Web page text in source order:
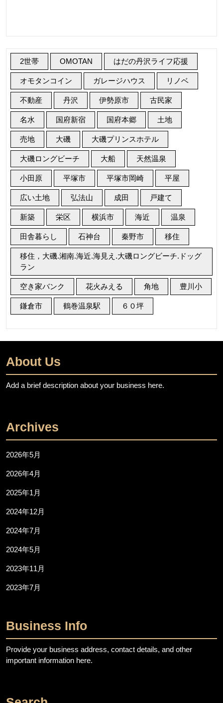
横
浜
市
区
駅
近
2世帯 OMOTAN はだの丹沢ライフ応援
オモタンコイン ガレージハウス リノベ
不動産 丹沢 伊勢原市 古民家
名水 国府新宿 国府本郷 土地
売地 大磯 大磯プリンスホテル
大磯ロングビーチ 大船 天然温泉
小田原 平塚市 平塚市岡崎 平屋
広い土地 弘法山 成田 戸建て
新築 栄区 横浜市 海近 温泉
田舎暮らし 石神台 秦野市 移住
移住，大磯.湘南.海近.海見え.大磯ロングビーチ.ドッグ
ラン
空き家バンク 花火みえる 角地 豊川小
鎌倉市 鶴巻温泉駅 ６０坪
About Us
Add a brief description about your business here.
Archives
2026年5月
2026年4月
2025年1月
2024年12月
2024年7月
2024年5月
2023年11月
2023年7月
Business Info
Provide your business address, contact details, and other
important information here.